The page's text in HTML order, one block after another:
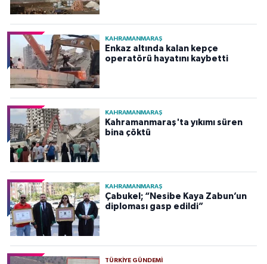
KAHRAMANMARAŞ
Enkaz altında kalan kepçe
operatörü hayatını kaybetti
KAHRAMANMARAŞ
Kahramanmaraş'ta yıkımı süren
bina çöktü
KAHRAMANMARAŞ
Çabukel; “Nesibe Kaya Zabun’un
diploması gasp edildi”
TÜRKIYE GÜNDEMI